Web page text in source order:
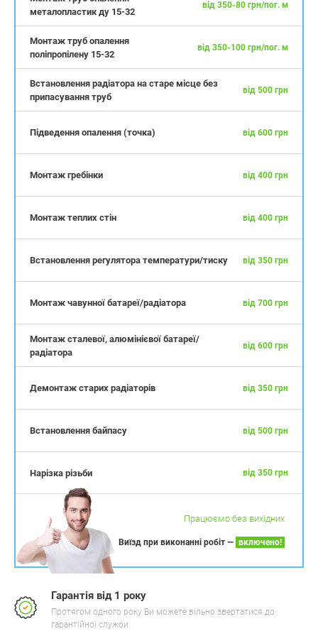
металопластик ду 15-32
від 350-80 грн/пог. м
Монтаж труб опалення
поліпропілену 15-32
від 350-100 грн/пог. м
Встановлення радіатора на старе місце без
припасування труб
від 500 грн
Підведення опалення (точка) від 600 грн
Монтаж гребінки від 400 грн
Монтаж теплих стін від 400 грн
Встановлення регулятора температури/тиску від 350 грн
Монтаж чавунної батареї/радіатора від 700 грн
Монтаж сталевої, алюмінієвої батареї/
радіатора
від 600 грн
Демонтаж старих радіаторів від 350 грн
Встановлення байпасу від 500 грн
Нарізка різьби від 350 грн
Виїзд при виконанні робіт — включено!
Працюємо без вихідних
Гарантія від 1 року
Протягом одного року Ви можете вільно звертатися до
гарантійної служби.